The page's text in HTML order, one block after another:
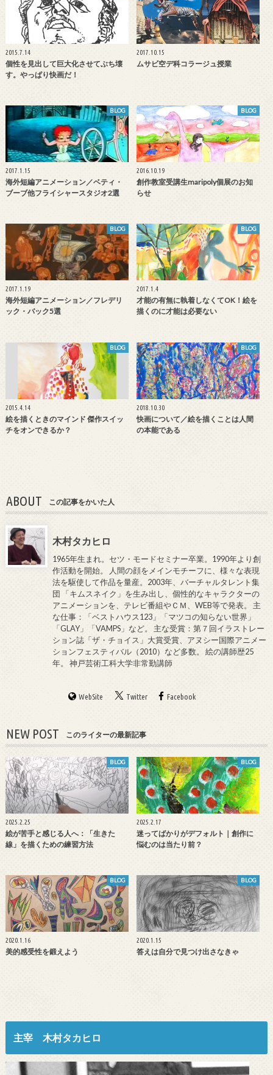
2015.7.14
個性を見出して巨大化させてぶち壊
す。やっぱり快画だ！
2017.10.15
ムサビ空デ科コラージュ授業
BLOG
2017.1.15
海外短編アニメーション／ベティ・
ブーブ他フライシャースタジオ2選
BLOG
2016.10.19
創作教室受講生maripoly個展のお知
らせ
BLOG
2017.1.19
海外短編アニメーション／フレデリ
ック・バック5選
BLOG
2017.1.4
才能の有無に執着しなくてOK！絵を
描くのに才能は必要ない
BLOG
2015.4.14
絵を描くときのマインド 傑作スイッ
チをオンできるか？
BLOG
2018.10.30
快画について／絵を描くことは人間
の本能である
ABOUT この記事をかいた人
木村タカヒロ
1965年生まれ。セツ・モードセミナー卒業。1990年より創
作活動を開始。 人間の顔をメインモチーフに、様々な表現
法を駆使して作品を量産。2003年、バーチャルタレント集
団 「キムスネイク」を生み出し、個性的なキャラクターの
アニメーションを、テレビ番組やＣＭ、WEB等で発表。 主
な仕事：「ベストハウス123」「マツコの知らない世界」
「GLAY」「VAMPS」など。 主な受賞：第７回イラストレー
ション誌「ザ・チョイス」大賞受賞、アヌシー国際アニメー
ションフェスティバル（2010）など多数。 絵の講師歴25
年。 神戸芸術工科大学非常勤講師
WebSite Twitter Facebook
NEW POST このライターの最新記事
BLOG
2025.2.25
絵が苦手と感じる人へ：「生きた
線」を描くための練習方法
BLOG
2025.2.17
迷ってばかりがデフォルト｜創作に
悩むのは当たり前？
BLOG
2020.1.16
美的感受性を鍛えよう
BLOG
2020.1.15
答えは自分で見つけ出さなきゃ
主宰 木村タカヒロ